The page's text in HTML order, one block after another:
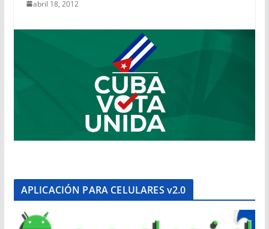
abril 18, 2012
APLICACIÓN PARA CELULARES v2.0